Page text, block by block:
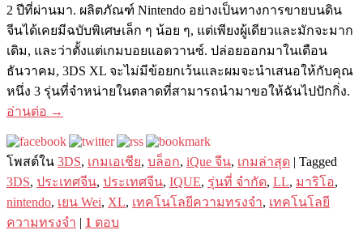
2 ปีที่ผ่านมา. ผลิตภัณฑ์ Nintendo อย่างเป็นทางการขายบนดิน
จีนได้เคยมีฉบับพิเศษเล็ก ๆ น้อย ๆ, แต่เพียงผู้เดียวและมักจะมาก
เดิม, และว่าตั้งแต่เกมบอยแอดวานซ์. ปล่อยออกมาในเดือน
ธันวาคม, 3DS XL จะไม่มีข้อยกเว้นและผมจะนำเสนอให้กับคุณ
หนึ่ง 3 รุ่นที่จำหน่ายในตลาดที่สามารถนำมาขอให้ฉันไปปักกิ่ง.
อ่านต่อ →
โพสต์ใน 3DS, เกมเอเชีย, บล็อก, iQue จีน, เกมล่าสุด | Tagged
3DS, ประเทศจีน, ประเทศจีน, IQUE, รุ่นที่ จำกัด, LL, มาริโอ,
nintendo, เยน Wei, XL, เทคโนโลยีความทรงจำ, เทคโนโลยี
ความทรงจำ | 1 ตอบ